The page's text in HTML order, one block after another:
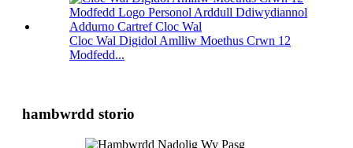
Cloc Wal Digidol Amlliw Moethus Crwn 12
Modfedd...
hambwrdd storio